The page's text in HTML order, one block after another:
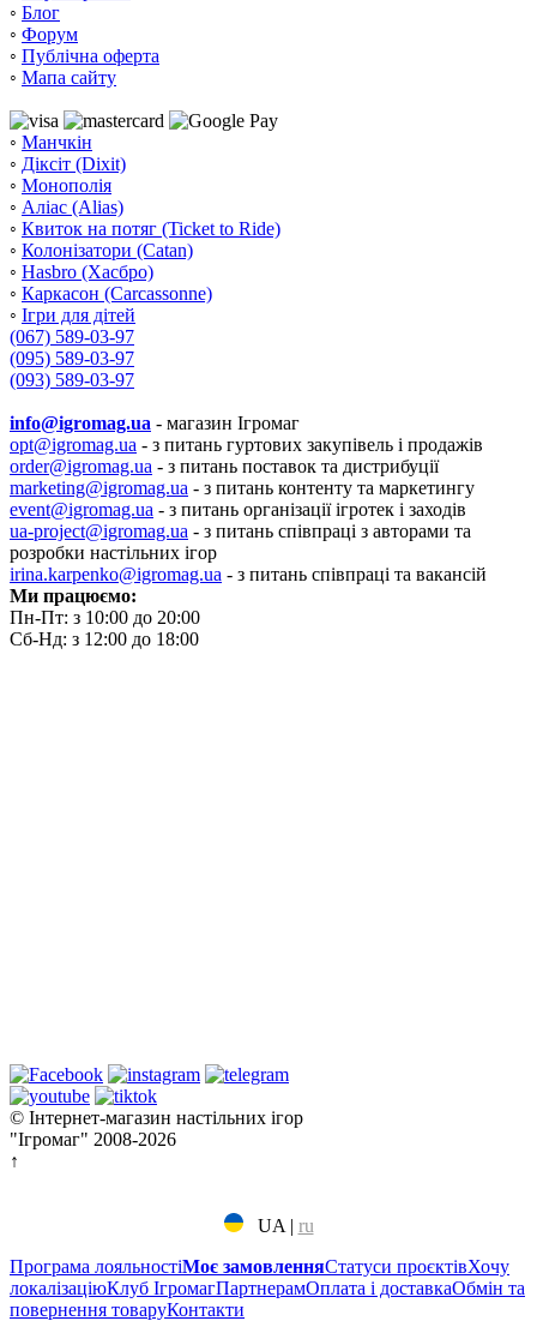
◦ Блог
◦ Форум
◦ Публічна оферта
◦ Мапа сайту
◦ Манчкін
◦ Діксіт (Dixit)
◦ Монополія
◦ Аліас (Alias)
◦ Квиток на потяг (Ticket to Ride)
◦ Колонізатори (Catan)
◦ Hasbro (Хасбро)
◦ Каркасон (Carcassonne)
◦ Ігри для дітей
(067) 589-03-97
(095) 589-03-97
(093) 589-03-97
info@igromag.ua - магазин Ігромаг
opt@igromag.ua - з питань гуртових закупівель і продажів
order@igromag.ua - з питань поставок та дистрибуції
marketing@igromag.ua - з питань контенту та маркетингу
event@igromag.ua - з питань організації ігротек і заходів
ua-project@igromag.ua - з питань співпраці з авторами та
розробки настільних ігор
irina.karpenko@igromag.ua - з питань співпраці та вакансій
Ми працюємо:
Пн-Пт: з 10:00 до 20:00
Сб-Нд: з 12:00 до 18:00
© Інтернет-магазин настільних ігор
"Ігромаг" 2008-2026
↑
UA | ru
Програма лояльностіМоє замовленняСтатуси проєктівХочу
локалізаціюКлуб ІгромагПартнерамОплата і доставкаОбмін та
повернення товаруКонтакти